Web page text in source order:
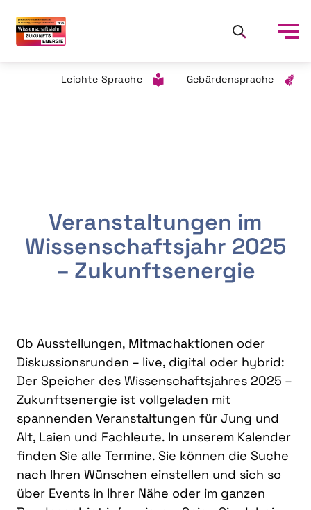
Leichte Sprache Gebärdensprache
Veranstaltungen im
Wissenschaftsjahr 2025
– Zukunftsenergie
Ob Ausstellungen, Mitmachaktionen oder
Diskussionsrunden – live, digital oder hybrid:
Der Speicher des Wissenschaftsjahres 2025 –
Zukunftsenergie ist vollgeladen mit
spannenden Veranstaltungen für Jung und
Alt, Laien und Fachleute. In unserem Kalender
finden Sie alle Termine. Sie können die Suche
nach Ihren Wünschen einstellen und sich so
über Events in Ihrer Nähe oder im ganzen